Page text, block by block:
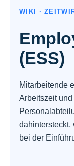
WIKI ·
(ESS)
Mitarbeitende
Arbeitszeit
dahintersteckt,
bei der